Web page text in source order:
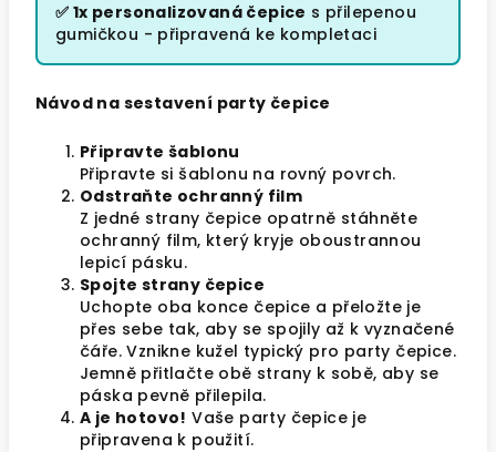
✅ 1x personalizovaná čepice s přilepenou
gumičkou - připravená ke kompletaci
Návod na sestavení party čepice
Připravte šablonu
Připravte si šablonu na rovný povrch.
Odstraňte ochranný film
Z jedné strany čepice opatrně stáhněte
ochranný film, který kryje oboustrannou
lepicí pásku.
Spojte strany čepice
Uchopte oba konce čepice a přeložte je
přes sebe tak, aby se spojily až k vyznačené
čáře. Vznikne kužel typický pro party čepice.
Jemně přitlačte obě strany k sobě, aby se
páska pevně přilepila.
A je hotovo! Vaše party čepice je
připravena k použití.